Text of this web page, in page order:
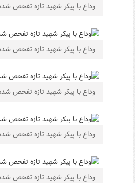
وداع با پیکر شهید تازه تفحص
وداع با پیکر شهید تازه تفحص
وداع با پیکر شهید تازه تفحص
وداع با پیکر شهید تازه تفحص
وداع با پیکر شهید تازه تفحص